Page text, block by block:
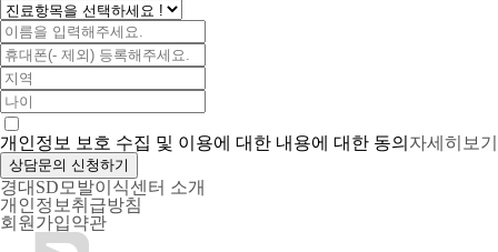
개인정보 보호 수집 및 이용에 대한 내용에 대한 동의 자세히보기
상담문의 신청하기
경대SD모발이식센터 소개
개인정보취급방침
회원가입약관